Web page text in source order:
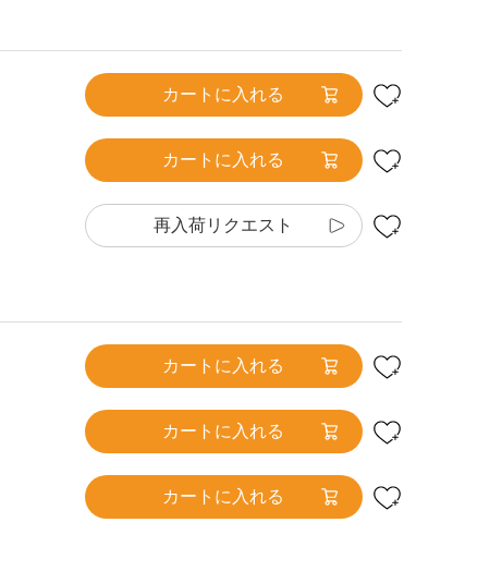
カートに入れる
カートに入れる
再入荷リクエスト
カートに入れる
カートに入れる
カートに入れる